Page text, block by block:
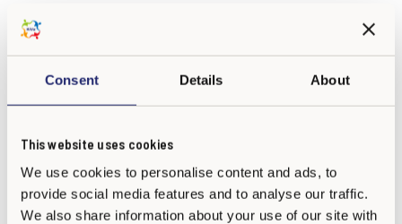
Consent Details About
This website uses cookies
We use cookies to personalise content and ads, to
provide social media features and to analyse our traffic.
We also share information about your use of our site with
Este importante logro refleja el profundo compromiso del
Colegio San Josécon el bienestar emocional de sus
estudiantes y con la construcción de una cultura escolar que
fomenta la convivencia, el respeto y la formación integral. Al
completar esta etapa, el colegio reafirma su misión jesuita de
propósito de educar con excelencia, responsabilidad social y
sentido humano.